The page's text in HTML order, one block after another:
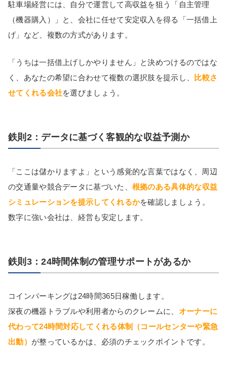
駐車場経営には、自分で運営して高収益を狙う「自主管理
（機器購入）」と、会社に任せて安定収入を得る「一括借上
げ」など、複数の方式があります。
「うちは一括借上げしかやりません」と決めつけるのではな
く、あなたの希望に合わせて複数の選択肢を提示し、
比較さ
せてくれる会社を選びましょう。
鉄則2：データに基づく客観的な収益予測か
「ここは儲かりますよ」という感覚的な言葉ではなく、周辺
の交通量や競合データに基づいた、 根拠のある具体的な収益
シミュレーションを提示してくれるかを確認しましょう。
数字に強い会社は、経営も安定します。
鉄則3：24時間体制の管理サポートがあるか
コインパーキングは24時間365日稼働します。
深夜の機器トラブルや利用者からのクレームに、 オーナーに
代わって24時間対応してくれる体制（コールセンターや緊急
出動） が整っているかは、必須のチェックポイントです。